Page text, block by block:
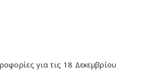
για τις 18 Δεκεμβρίου